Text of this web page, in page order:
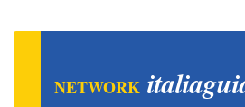
NETWORK